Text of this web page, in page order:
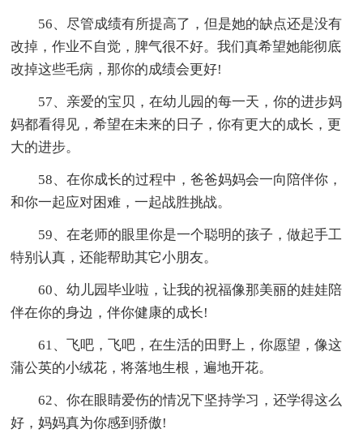
56、尽管成绩有所提高了，但是她的缺点还是没有
改掉，作业不自觉，脾气很不好。我们真希望她能彻底
改掉这些毛病，那你的成绩会更好!
57、亲爱的宝贝，在幼儿园的每一天，你的进步妈
妈都看得见，希望在未来的日子，你有更大的成长，更
大的进步。
58、在你成长的过程中，爸爸妈妈会一向陪伴你，
和你一起应对困难，一起战胜挑战。
59、在老师的眼里你是一个聪明的孩子，做起手工
特别认真，还能帮助其它小朋友。
60、幼儿园毕业啦，让我的祝福像那美丽的娃娃陪
伴在你的身边，伴你健康的成长!
61、飞吧，飞吧，在生活的田野上，你愿望，像这
蒲公英的小绒花，将落地生根，遍地开花。
62、你在眼睛爱伤的情况下坚持学习，还学得这么
好，妈妈真为你感到骄傲!